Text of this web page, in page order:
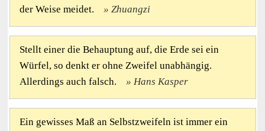
der Weise meidet.
Zhuangzi
Stellt einer die Behauptung auf, die Erde sei ein
Würfel, so denkt er ohne Zweifel unabhängig.
Allerdings auch falsch.
Hans Kasper
Ein gewisses Maß an Selbstzweifeln ist immer ein